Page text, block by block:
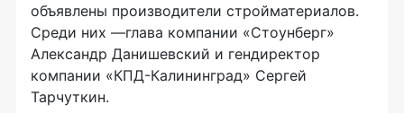
объявлены производители стройматериалов.
Среди них —глава компании «Стоунберг»
Александр Данишевский и гендиректор
компании «КПД-Калининград» Сергей
Тарчуткин.